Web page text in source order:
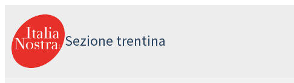
al
contenuto
Sezione trentina